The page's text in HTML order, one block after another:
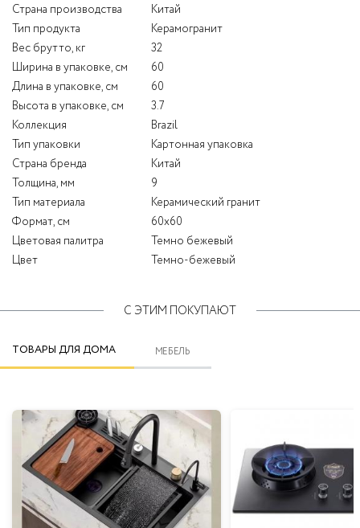
Страна производства
Китай
Тип продукта
Керамогранит
Вес брутто, кг
32
Ширина в упаковке, см
60
Длина в упаковке, см
60
Высота в упаковке, см
3.7
Коллекция
Brazil
Тип упаковки
Картонная упаковка
Страна бренда
Китай
Толщина, мм
9
Тип материала
Керамический гранит
Формат, см
60x60
Цветовая палитра
Темно бежевый
Цвет
Темно-бежевый
С ЭТИМ ПОКУПАЮТ
ТОВАРЫ ДЛЯ ДОМА МЕБЕЛЬ